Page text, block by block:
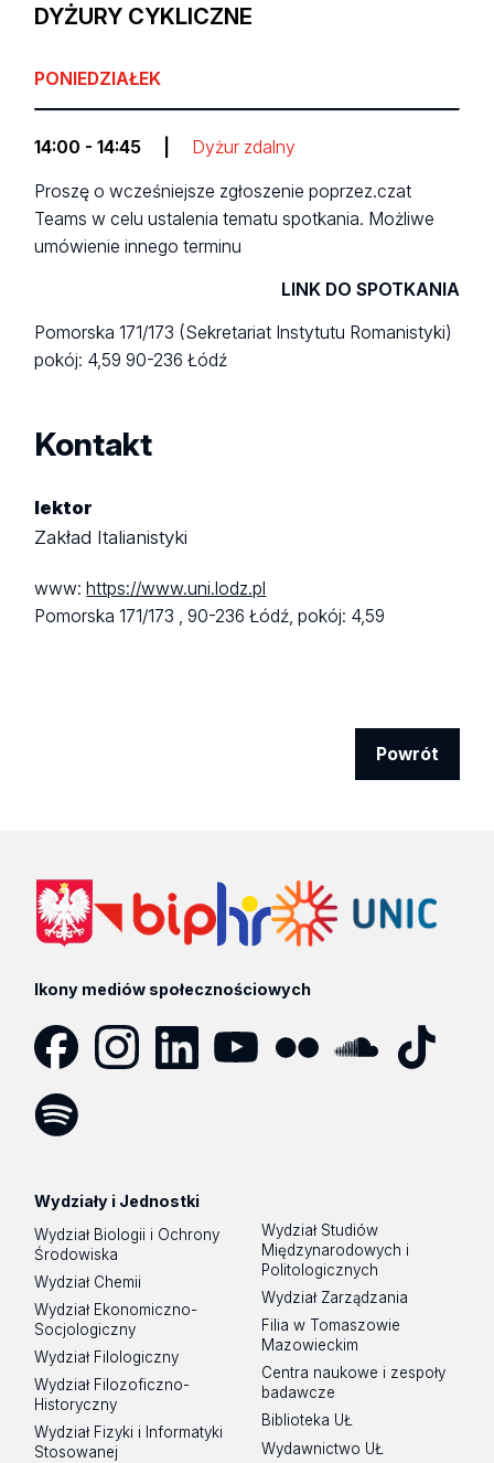
DYŻURY CYKLICZNE
PONIEDZIAŁEK
14:00 - 14:45 Dyżur zdalny
Proszę o wcześniejsze zgłoszenie poprzez.czat
Teams w celu ustalenia tematu spotkania. Możliwe
umówienie innego terminu
LINK DO SPOTKANIA
Pomorska 171/173 (Sekretariat Instytutu Romanistyki)
pokój: 4,5990-236 Łódź
Kontakt
lektor
Zakład Italianistyki
www: https://www.uni.lodz.pl
Pomorska 171/173 ,90-236 Łódź,pokój: 4,59
Powrót
Ikony mediów społecznościowych
Wydziały i Jednostki
Wydział Biologii i Ochrony
Środowiska
Wydział Chemii
Wydział Ekonomiczno-
Socjologiczny
Wydział Filologiczny
Wydział Filozoficzno-
Historyczny
Wydział Fizyki i Informatyki
Stosowanej
Wydział Studiów
Międzynarodowych i
Politologicznych
Wydział Zarządzania
Filia w Tomaszowie
Mazowieckim
Centra naukowe i zespoły
badawcze
Biblioteka UŁ
Wydawnictwo UŁ